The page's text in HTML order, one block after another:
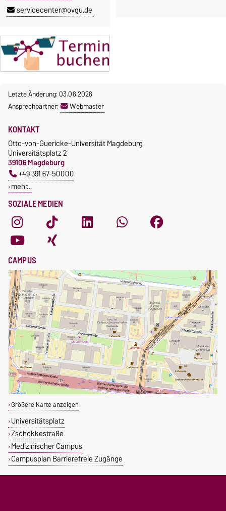
servicecenter@ovgu.de
Letzte Änderung: 03.06.2026
Ansprechpartner:
Webmaster
SOZIALE MEDIEN
KONTAKT
Otto-von-Guericke-Universität Magdeburg
Universitätsplatz 2
39106 Magdeburg
+49 391 67-50000
mehr…
CAMPUS
Größere Karte anzeigen
Universitätsplatz
Zschokkestraße
Medizinischer Campus
Campusplan Barrierefreie Zugänge